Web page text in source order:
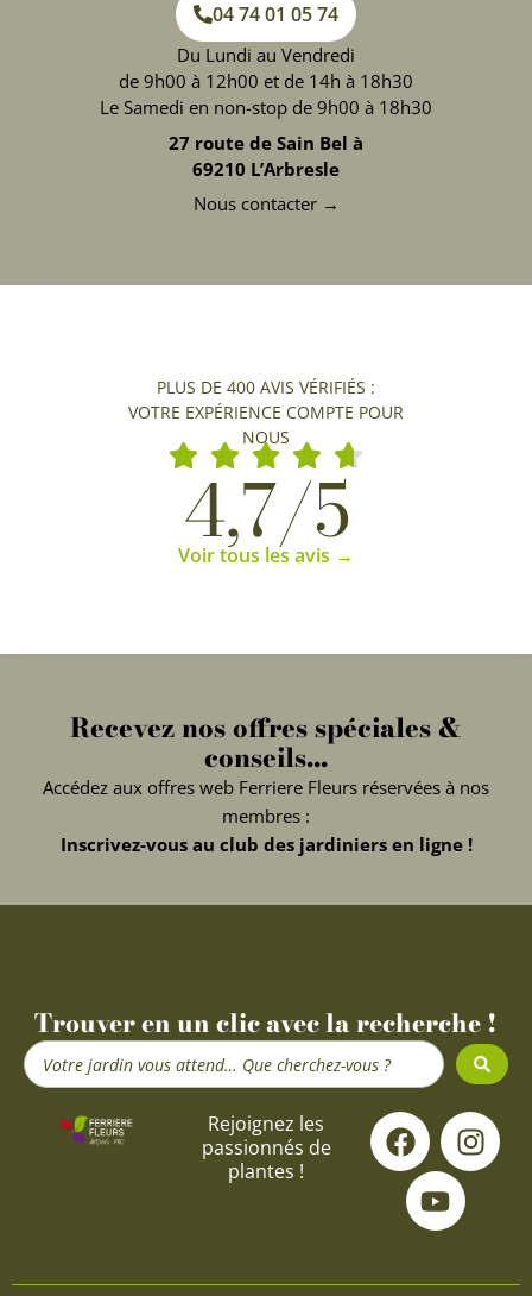
04 74 01 05 74
Du Lundi au Vendredi
de 9h00 à 12h00 et de 14h à 18h30
Le Samedi en non-stop de 9h00 à 18h30
27 route de Sain Bel à
69210 L’Arbresle
Nous contacter →
PLUS DE 400 AVIS VÉRIFIÉS :
VOTRE EXPÉRIENCE COMPTE POUR
NOUS
4,7/5
Voir tous les avis →
Recevez nos offres spéciales &
conseils...
Accédez aux offres web Ferriere Fleurs réservées à nos
membres :
Inscrivez-vous au club des jardiniers en ligne !
Trouver en un clic avec la recherche !
Search
...
Rejoignez les
passionnés de
plantes !
F
a
c
e
o
I
n
s
g
Y
o
u
t
u
b